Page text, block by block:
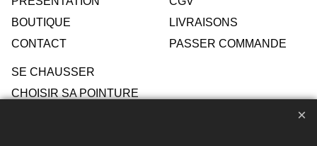
BOUTIQUE
CONTACT
LIVRAISONS
PASSER COMMANDE
SE CHAUSSER
CHOISIR SA POINTURE